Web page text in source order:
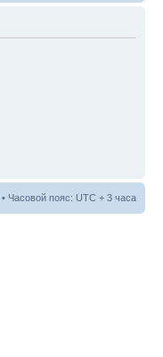
• Часовой пояс: UTC + 3 часа